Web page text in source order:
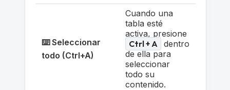
⌨️ Seleccionar
todo (Ctrl+A)
Cuando una
tabla esté
activa, presione
Ctrl + A dentro
de ella para
seleccionar
todo su
contenido.